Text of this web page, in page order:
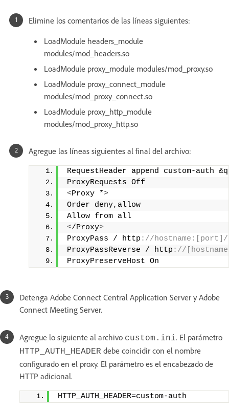
Elimine los comentarios de las líneas siguientes:
LoadModule headers_module
modules/mod_headers.so
LoadModule proxy_module modules/mod_proxy.so
LoadModule proxy_connect_module
modules/mod_proxy_connect.so
LoadModule proxy_http_module
modules/mod_proxy_http.so
Agregue las líneas siguientes al final del archivo:
RequestHeader append custom-auth
ProxyRequests Off
<Proxy *>
Order deny,allow
Allow from all
</Proxy>
ProxyPass / http ://hostname:[port]/
ProxyPassReverse / http ://
ProxyPreserveHost On
Detenga Adobe Connect Central Application Server y Adobe
Connect Meeting Server.
Agregue lo siguiente al archivo custom.ini. El parámetro
HTTP_AUTH_HEADER debe coincidir con el nombre
configurado en el proxy. El parámetro es el encabezado de
HTTP adicional.
HTTP_AUTH_HEADER=custom-auth